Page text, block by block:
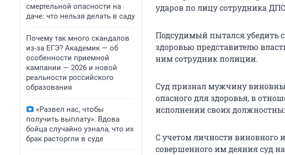
смертельной опасности на
даче: что нельзя делать в саду
Почему так много скандалов
из-за ЕГЭ? Академик — об
особенности приемной
кампании — 2026 и новой
реальности российского
образования
«Развел нас, чтобы
получить выплату». Вдова
бойца случайно узнала, что их
брак расторгли в суде
ударов по лицу сотрудника
Подсудимый пытался убедить
здоровью представителю
ним сотрудник полиции.
Суд признал мужчину
опасного для здоровья, в
исполнении своих
С учетом личности виновного
совершенного им деяния суд